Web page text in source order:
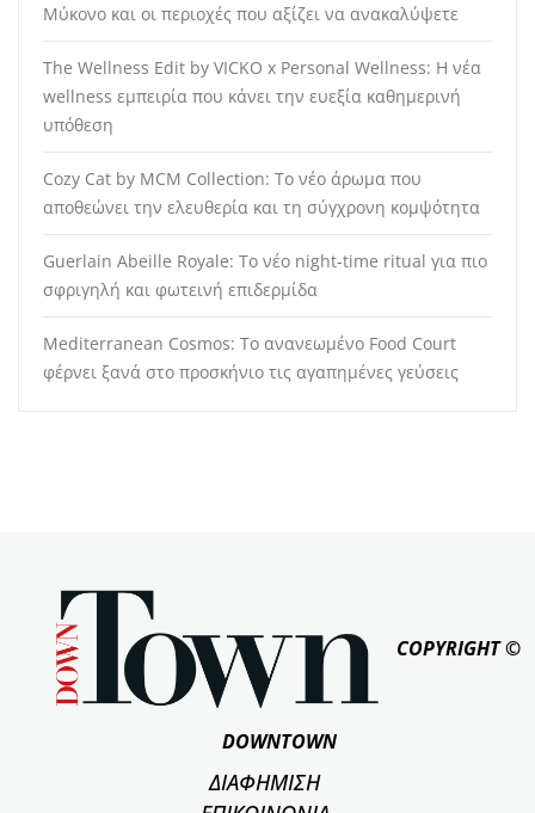
Μύκονο και οι περιοχές που αξίζει να ανακαλύψετε
The Wellness Edit by VICKO x Personal Wellness: Η νέα
wellness εμπειρία που κάνει την ευεξία καθημερινή
υπόθεση
Cozy Cat by MCM Collection: Το νέο άρωμα που
αποθεώνει την ελευθερία και τη σύγχρονη κομψότητα
Guerlain Abeille Royale: Το νέο night-time ritual για πιο
σφριγηλή και φωτεινή επιδερμίδα
Mediterranean Cosmos: Το ανανεωμένο Food Court
φέρνει ξανά στο προσκήνιο τις αγαπημένες γεύσεις
COPYRIGHT ©
DOWNTOWN
ΔΙΑΦΗΜΙΣΗ